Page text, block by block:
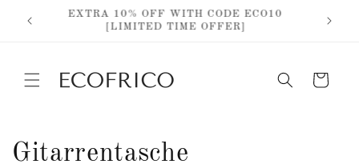
zum
EXTRA 10% OFF WITH CODE ECO10
[LIMITED TIME OFFER]
Warenkorb
K
Gitarrentasche